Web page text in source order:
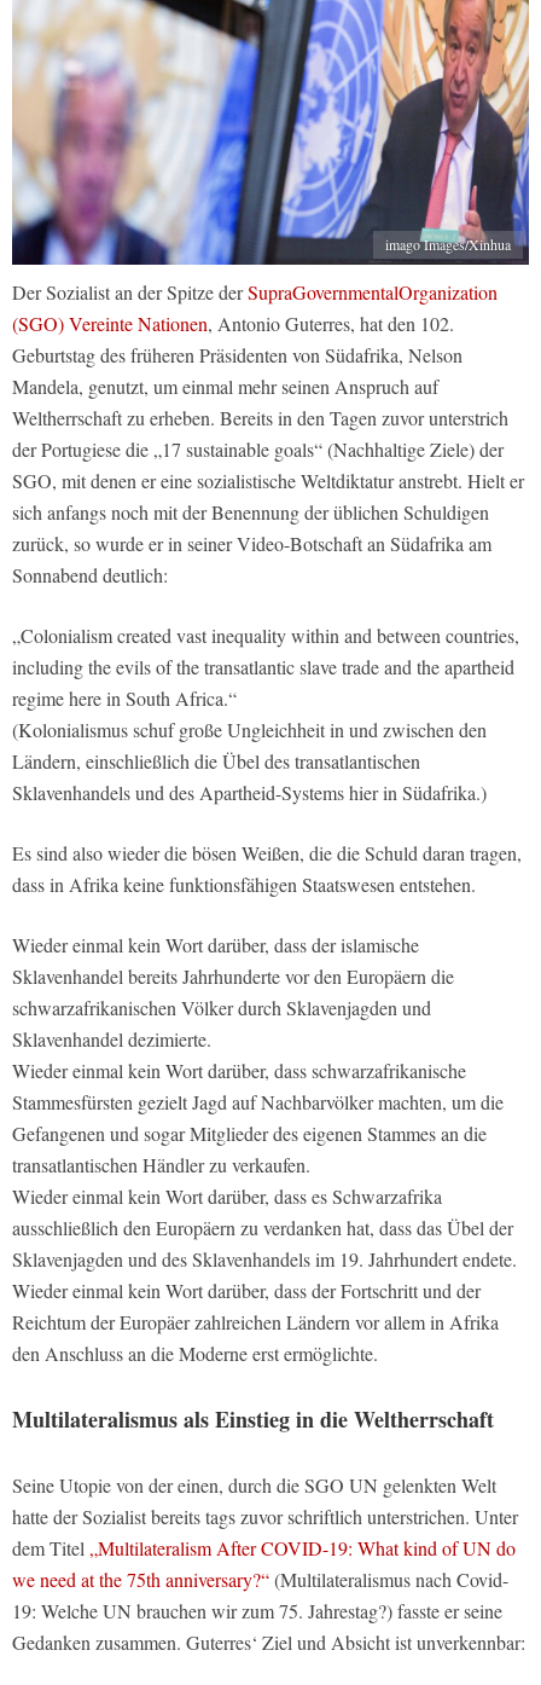
imago Images/Xinhua
Der Sozialist an der Spitze derSupraGovernmentalOrganization
(SGO) Vereinte Nationen, Antonio Guterres, hat den 102.
Geburtstag des früheren Präsidenten von Südafrika, Nelson
Mandela, genutzt, um einmal mehr seinen Anspruch auf
Weltherrschaft zu erheben. Bereits in den Tagen zuvor unterstrich
der Portugiese die „17 sustainable goals“ (Nachhaltige Ziele) der
SGO, mit denen er eine sozialistische Weltdiktatur anstrebt. Hielt er
sich anfangs noch mit der Benennung der üblichen Schuldigen
zurück, so wurde er in seiner Video-Botschaft an Südafrika am
Sonnabend deutlich:
„Colonialism created vast inequality within and between countries,
including the evils of the transatlantic slave trade and the apartheid
regime here in South Africa.“
(Kolonialismus schuf große Ungleichheit in und zwischen den
Ländern, einschließlich die Übel des transatlantischen
Sklavenhandels und des Apartheid-Systems hier in Südafrika.)
Es sind also wieder die bösen Weißen, die die Schuld daran tragen,
dass in Afrika keine funktionsfähigen Staatswesen entstehen.
Wieder einmal kein Wort darüber, dass der islamische
Sklavenhandel bereits Jahrhunderte vor den Europäern die
schwarzafrikanischen Völker durch Sklavenjagden und
Sklavenhandel dezimierte.
Wieder einmal kein Wort darüber, dass schwarzafrikanische
Stammesfürsten gezielt Jagd auf Nachbarvölker machten, um die
Gefangenen und sogar Mitglieder des eigenen Stammes an die
transatlantischen Händler zu verkaufen.
Wieder einmal kein Wort darüber, dass es Schwarzafrika
ausschließlich den Europäern zu verdanken hat, dass das Übel der
Sklavenjagden und des Sklavenhandels im 19. Jahrhundert endete.
Wieder einmal kein Wort darüber, dass der Fortschritt und der
Reichtum der Europäer zahlreichen Ländern vor allem in Afrika
den Anschluss an die Moderne erst ermöglichte.
Multilateralismus als Einstieg in die Weltherrschaft
Seine Utopie von der einen, durch die SGO UN gelenkten Welt
hatte der Sozialist bereits tags zuvor schriftlich unterstrichen. Unter
dem Titel „Multilateralism After COVID-19: What kind of UN do
we need at the 75th anniversary?“(Multilateralismus nach Covid-
19: Welche UN brauchen wir zum 75. Jahrestag?) fasste er seine
Gedanken zusammen. Guterres‘ Ziel und Absicht ist unverkennbar: